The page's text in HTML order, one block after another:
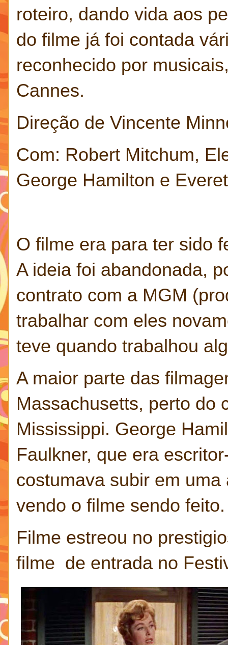
roteiro, dando vida aos
do filme já foi contada
reconhecido por
Cannes.
Direção de Vincente
Com: Robert Mitchum,
George Hamilton e
O filme era para ter sido
A ideia foi abandonada,
contrato com a MGM
trabalhar com eles
teve quando trabalhou
A maior parte das
Massachusetts, perto do
Mississippi. George
Faulkner, que era
costumava subir em
vendo o filme sendo feito.
Filme estreou no
filme de entrada no